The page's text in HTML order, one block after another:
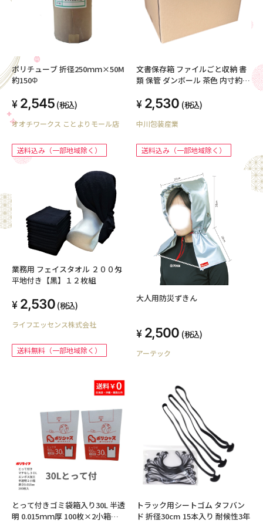
ポリチューブ 折径250ｍｍ×50M
約150Φ
2,545 (税込)
オオチワークス ことよりモール店
送料込み（一部地域除く）
文書保存箱 ファイルごと収納 書
類 保管 ダンボール 茶色 内寸約
保管 ファイル 段ボール 収納 梱包
日本製 013-003
2,530 (税込)
中川包装産業
送料込み（一部地域除く）
業務用 フェイスタオル ２００匁
平地付き【黒】１２枚組
2,530 (税込)
ライフエッセンス株式会社
送料無料（一部地域除く）
大人用防災ずきん
2,500 (税込)
アーテック
とって付きゴミ袋箱入り30L 半透
明 0.015ｍｍ厚 100枚×2小箱
トラック用シートゴム タフバン
ド 折径30cm 15本入り 耐候性3年